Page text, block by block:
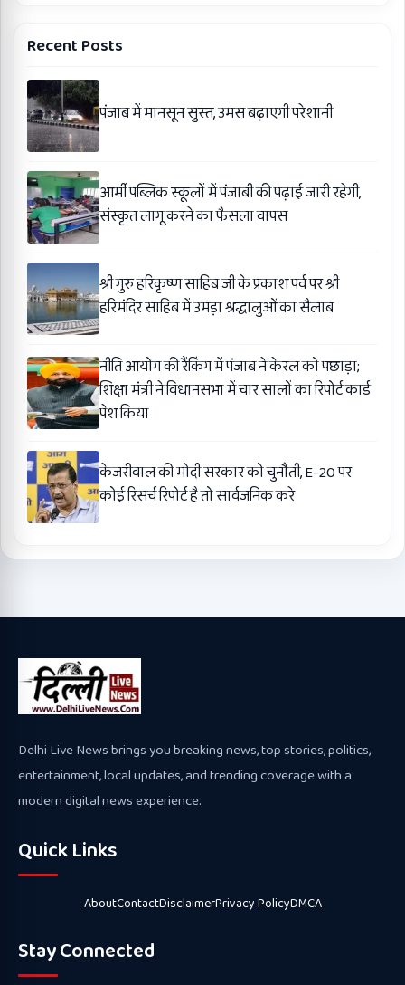
Recent Posts
पंजाब में मानसून सुस्त, उमस बढ़ाएगी परेशानी
आर्मी पब्लिक स्कूलों में पंजाबी की पढ़ाई जारी रहेगी,
संस्कृत लागू करने का फैसला वापस
श्री गुरु हरिकृष्ण साहिब जी के प्रकाश पर्व पर श्री
हरिमंदिर साहिब में उमड़ा श्रद्धालुओं का सैलाब
नीति आयोग की रैंकिंग में पंजाब ने केरल को पछाड़ा;
शिक्षा मंत्री ने विधानसभा में चार सालों का रिपोर्ट कार्ड
पेश किया
केजरीवाल की मोदी सरकार को चुनौती, E-20 पर
कोई रिसर्च रिपोर्ट है तो सार्वजनिक करे
Delhi Live News brings you breaking news, top stories, politics,
entertainment, local updates, and trending coverage with a
modern digital news experience.
Quick Links
AboutContactDisclaimerPrivacy PolicyDMCA
Stay Connected